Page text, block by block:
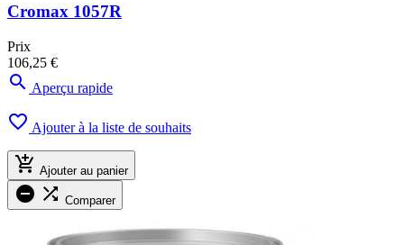
Cromax 1057R
Prix
106,25 €
 Aperçu rapide
 Ajouter à la liste de souhaits
 Ajouter au panier
  Comparer